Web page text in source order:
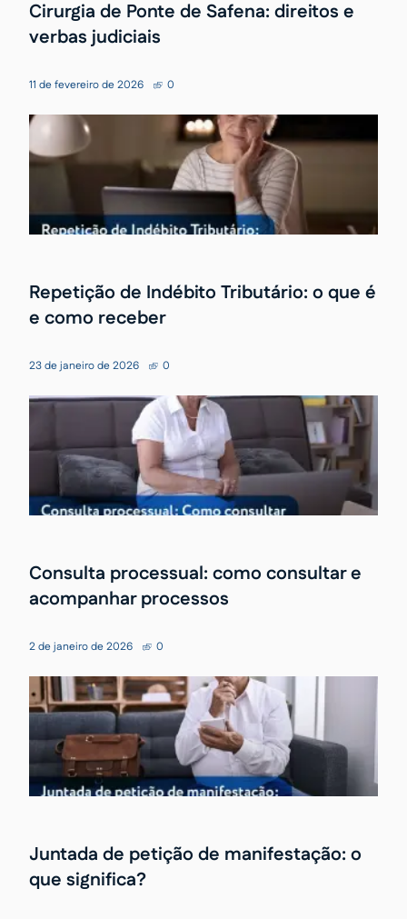
Cirurgia de Ponte de Safena: direitos e
verbas judiciais
11 de fevereiro de 2026 0
Repetição de Indébito Tributário: o que é
e como receber
23 de janeiro de 2026 0
Consulta processual: como consultar e
acompanhar processos
2 de janeiro de 2026 0
Juntada de petição de manifestação: o
que significa?